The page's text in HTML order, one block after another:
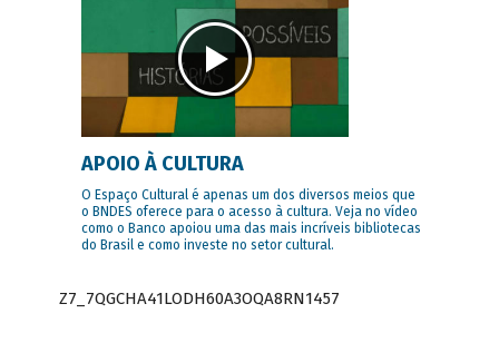
APOIO À CULTURA
O Espaço Cultural é apenas um dos diversos meios que
o BNDES oferece para o acesso à cultura. Veja no vídeo
como o Banco apoiou uma das mais incríveis bibliotecas
do Brasil e como investe no setor cultural.
Z7_7QGCHA41LODH60A3OQA8RN1457